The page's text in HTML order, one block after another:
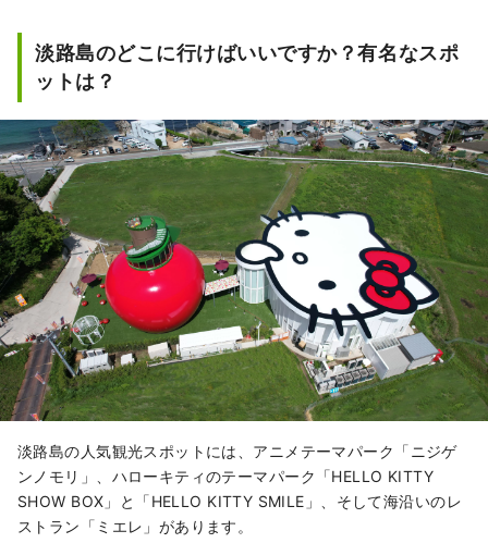
淡路島のどこに行けばいいですか？有名なスポ
ットは？
淡路島の人気観光スポットには、アニメテーマパーク「ニジゲ
ンノモリ」、ハローキティのテーマパーク「HELLO KITTY
SHOW BOX」と「HELLO KITTY SMILE」、そして海沿いのレ
ストラン「ミエレ」があります。